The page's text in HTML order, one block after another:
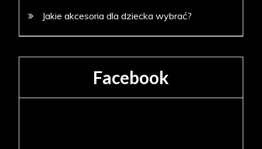
Jakie akcesoria dla dziecka wybrać?
Facebook